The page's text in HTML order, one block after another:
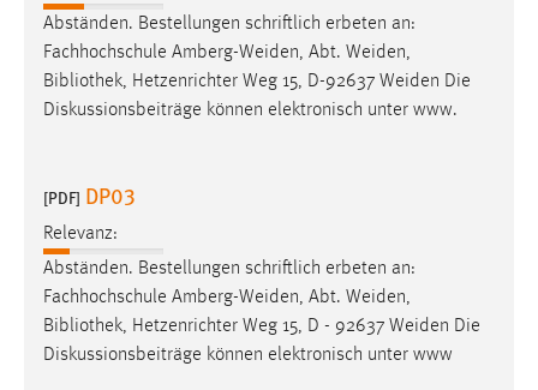
Abständen. Bestellungen schriftlich erbeten an:
Fachhochschule Amberg-Weiden, Abt. Weiden,
Bibliothek, Hetzenrichter Weg 15, D-92637 Weiden Die
Diskussionsbeiträge können elektronisch unter www.
[PDF] DP03
Relevanz:
Abständen. Bestellungen schriftlich erbeten an:
Fachhochschule Amberg-Weiden, Abt. Weiden,
Bibliothek, Hetzenrichter Weg 15, D - 92637 Weiden Die
Diskussionsbeiträge können elektronisch unter www